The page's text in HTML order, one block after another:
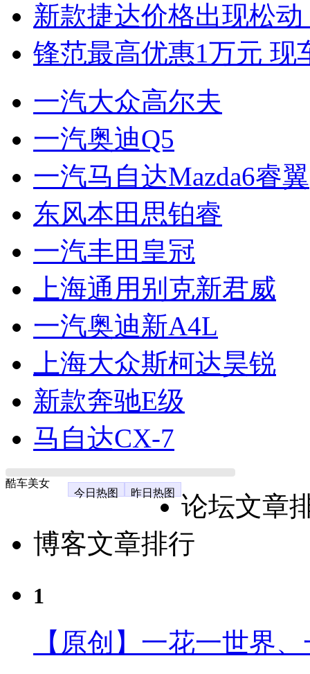
新款捷达价格出现松
锋范最高优惠1万元 现
一汽大众高尔夫
一汽奥迪Q5
一汽马自达Mazda6睿翼
东风本田思铂睿
一汽丰田皇冠
上海通用别克新君威
一汽奥迪新A4L
上海大众斯柯达昊锐
新款奔驰E级
马自达CX-7
酷车美女
今日热图
昨日热图 论坛文章
博客文章排行
1
【原创】一花一世界